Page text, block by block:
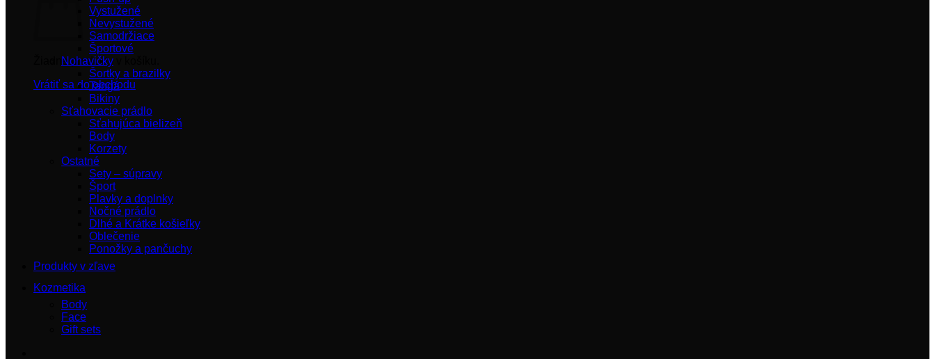
Žiadne produkty v košíku.
Vrátiť sa do obchodu
Vystužené
Nevystužené
Samodržiace
Športové
Nohavičky
Šortky a brazilky
Tangá
Bikiny
Sťahovacie prádlo
Sťahujúca bielizeň
Body
Korzety
Ostatné
Sety – súpravy
Šport
Plavky a doplnky
Nočné prádlo
Dlhé a Krátke košieľky
Oblečenie
Ponožky a pančuchy
Produkty v zľave
Kozmetika
Body
Face
Gift sets